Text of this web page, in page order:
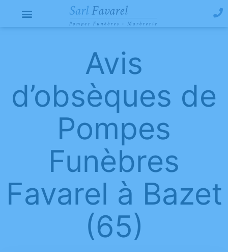
Avis
d’obsèques de
Pompes
Funèbres
Favarel à Bazet
(65)